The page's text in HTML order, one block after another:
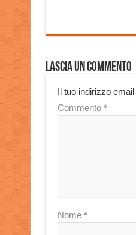
Lascia un commento
Il tuo indirizzo
Commento *
Nome *